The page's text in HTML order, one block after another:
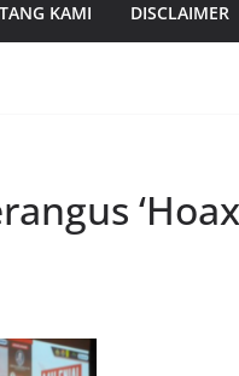
KAMI DISCLAIMER